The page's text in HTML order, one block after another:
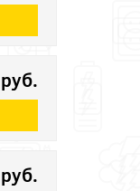
руб.
руб.